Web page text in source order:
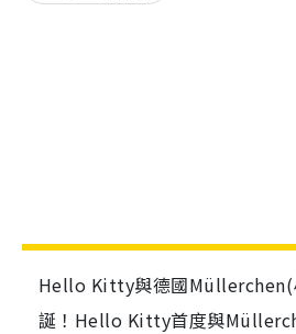
Hello Kitty與德國Müllerchen(
誕！Hello Kitty首度與